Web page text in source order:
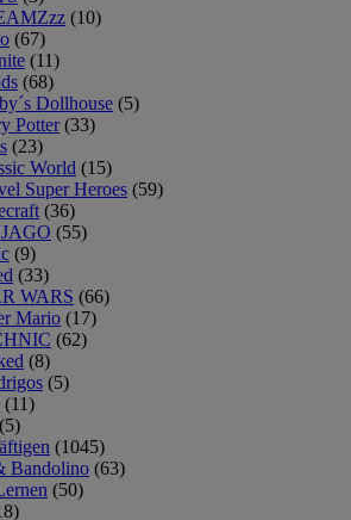
(10)
(67)
(11)
(68)
Dollhouse (5)
Potter (33)
(23)
World (15)
Super Heroes (59)
(36)
(55)
(9)
(33)
WARS (66)
Mario (17)
(62)
(8)
(5)
(11)
(5)
(1045)
Bandolino (63)
(50)